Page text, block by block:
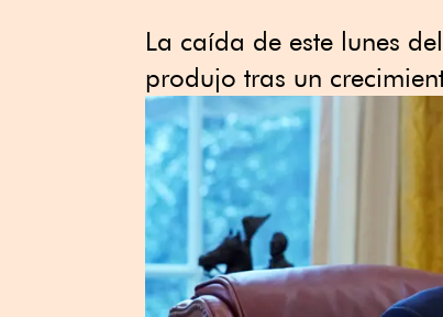
La caída de este lunes
produjo tras un